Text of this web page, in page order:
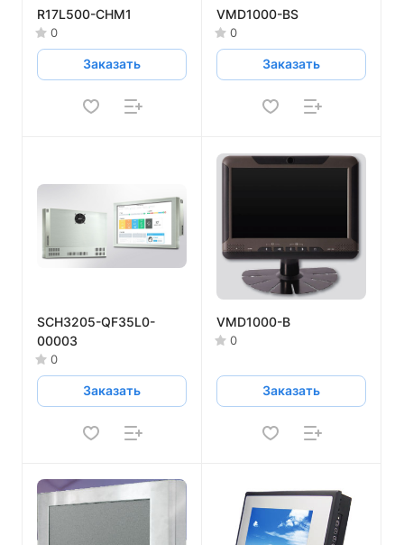
R17L500-CHM1
0
Заказать
VMD1000-BS
0
Заказать
SCH3205-QF35L0-
00003
0
Заказать
VMD1000-B
0
Заказать